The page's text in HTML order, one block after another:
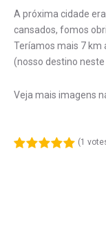
A próxima cidade
cansados, fomos
Teríamos mais 7 km
(nosso destino neste
Veja mais imagens
(1